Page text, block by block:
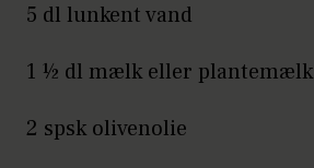
5 dl lunkent vand
1 ½ dl mælk eller plantemælk
2 spsk olivenolie